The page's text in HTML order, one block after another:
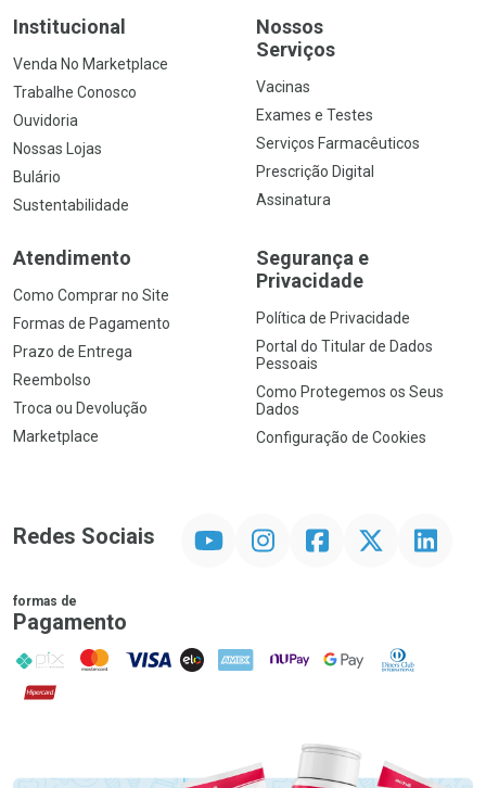
Institucional
Venda No Marketplace
Trabalhe Conosco
Ouvidoria
Nossas Lojas
Bulário
Sustentabilidade
Nossos
Serviços
Vacinas
Exames e Testes
Serviços Farmacêuticos
Prescrição Digital
Assinatura
Atendimento
Como Comprar no Site
Formas de Pagamento
Prazo de Entrega
Reembolso
Troca ou Devolução
Marketplace
Segurança e
Privacidade
Política de Privacidade
Portal do Titular de Dados
Pessoais
Como Protegemos os Seus
Dados
Configuração de Cookies
Redes Sociais InstagramFacebookTwitter Linkedin
formas de
Pagamento
PIX MasterCard
VISA ELO AMEX NuPay Google PayDiners Club
Hipercard
Promoção em Destaque